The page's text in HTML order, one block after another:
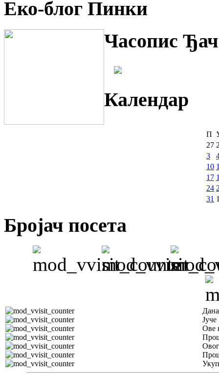
Еко-блог Пинки
Часопис
Календар
П
27
3
10
17
24
31
Бројач посета
Јуче
Ове